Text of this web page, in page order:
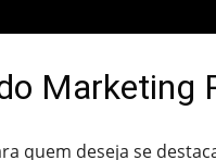
Marketing
quem deseja se